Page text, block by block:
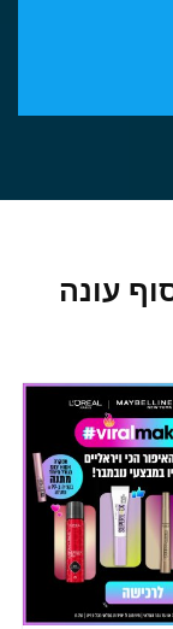
עונה